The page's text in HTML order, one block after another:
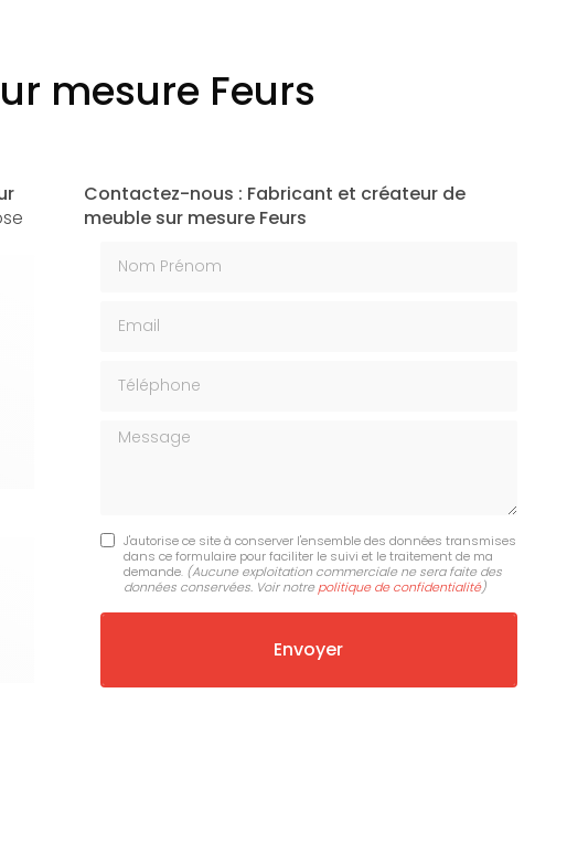
mesure Feurs
Contactez-nous : Fabricant et créateur de
meuble sur mesure Feurs
Message
J'autorise ce site à conserver l'ensemble des données transmises
dans ce formulaire pour faciliter le suivi et le traitement de ma
demande. (Aucune exploitation commerciale ne sera faite des
données conservées. Voir notre politique de confidentialité)